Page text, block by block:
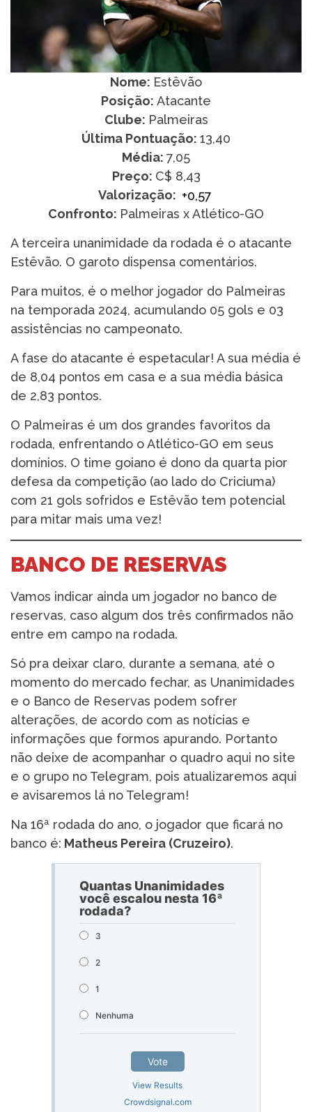
Nome: Estêvão
Posição: Atacante
Clube: Palmeiras
Última Pontuação: 13,40
Média: 7,05
Preço: C$ 8,43
Valorização: +0,57
Confronto: Palmeiras x Atlético-GO
A terceira unanimidade da rodada é o atacante
Estêvão. O garoto dispensa comentários.
Para muitos, é o melhor jogador do Palmeiras
na temporada 2024, acumulando 05 gols e 03
assistências no campeonato.
A fase do atacante é espetacular! A sua média é
de 8,04 pontos em casa e a sua média básica
de 2,83 pontos.
O Palmeiras é um dos grandes favoritos da
rodada, enfrentando o Atlético-GO em seus
domínios. O time goiano é dono da quarta pior
defesa da competição (ao lado do Criciuma)
com 21 gols sofridos e Estêvão tem potencial
para mitar mais uma vez!
BANCO DE RESERVAS
Vamos indicar ainda um jogador no banco de
reservas, caso algum dos três confirmados não
entre em campo na rodada.
Só pra deixar claro, durante a semana, até o
momento do mercado fechar, as Unanimidades
e o Banco de Reservas podem sofrer
alterações, de acordo com as notícias e
informações que formos apurando. Portanto
não deixe de acompanhar o quadro aqui no site
e o grupo no Telegram, pois atualizaremos aqui
e avisaremos lá no Telegram!
Na 16ª rodada do ano, o jogador que ficará no
banco é: Matheus Pereira (Cruzeiro).
Quantas Unanimidades
você escalou nesta 16ª
rodada?
3
2
1
Nenhuma
Vote
View Results
Crowdsignal.com